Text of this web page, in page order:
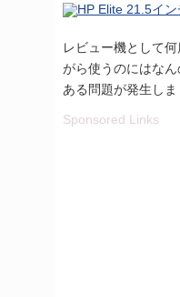
レビュー機として
がら使うのにはな
ある問題が発生しま
Sponsored Links